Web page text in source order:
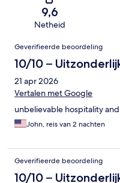
9,6
Netheid
Beoordelingen
Geverifieerde beoordeling
10/10 –
21 apr 2026
Vertalen met Google
unbelievable hospitality and
John, reis van 2 nachten
Geverifieerde beoordeling
10/10 –